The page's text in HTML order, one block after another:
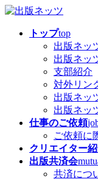
コ
ナ
トップtop
出版ネッ
出版ネッ
支部紹介
対外リン
出版ネッ
出版ネッ
仕事のご依頼
ご依頼に
クリエイター
出版共済会
共済につ